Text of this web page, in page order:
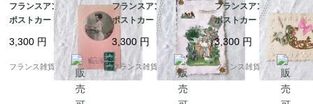
フランスアンティーク
ポストカード | ピンク
カラー モノクロポート
レート Bonne Annee
エンボス加工｜1900年
3,300 円
フランス雑貨chouchou
フランスアンティーク
ポストカード | Souveni
r d'amitié 白い鳩と可
憐な花々 コラージュ｜
1900年代初頭 (F009)
3,300 円
フランス雑貨chouchou
フランスアンティーク
ポストカード | 薔薇模
様のエンボス加工 シル
クリボン 白い鳩 Bonne
Annee エンボス加工｜
1900年代初頭 (A004)
3,300 円
フランス雑貨chouchou